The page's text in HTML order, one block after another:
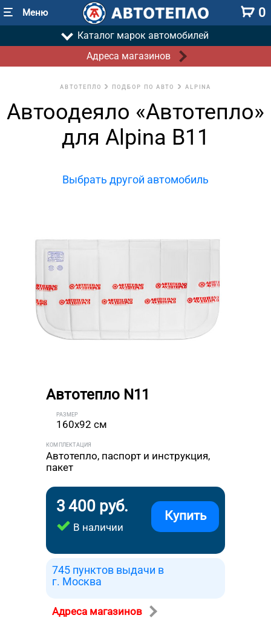
Меню 0
Каталог марок автомобилей
Адреса магазинов
АВТОТЕПЛО ПОДБОР ПО АВТО ALPINA
Автоодеяло «Автотепло»
для Alpina B11
Выбрать другой автомобиль
Автотепло N11
РАЗМЕР
160x92 см
КОМПЛЕКТАЦИЯ
Автотепло, паспорт и инструкция,
пакет
3 400 руб.
В наличии
Купить
745 пунктов выдачи в
г. Москва
Адреса магазинов